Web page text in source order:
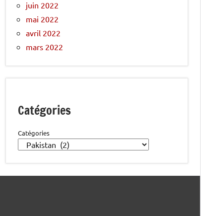
juin 2022
mai 2022
avril 2022
mars 2022
Catégories
Catégories